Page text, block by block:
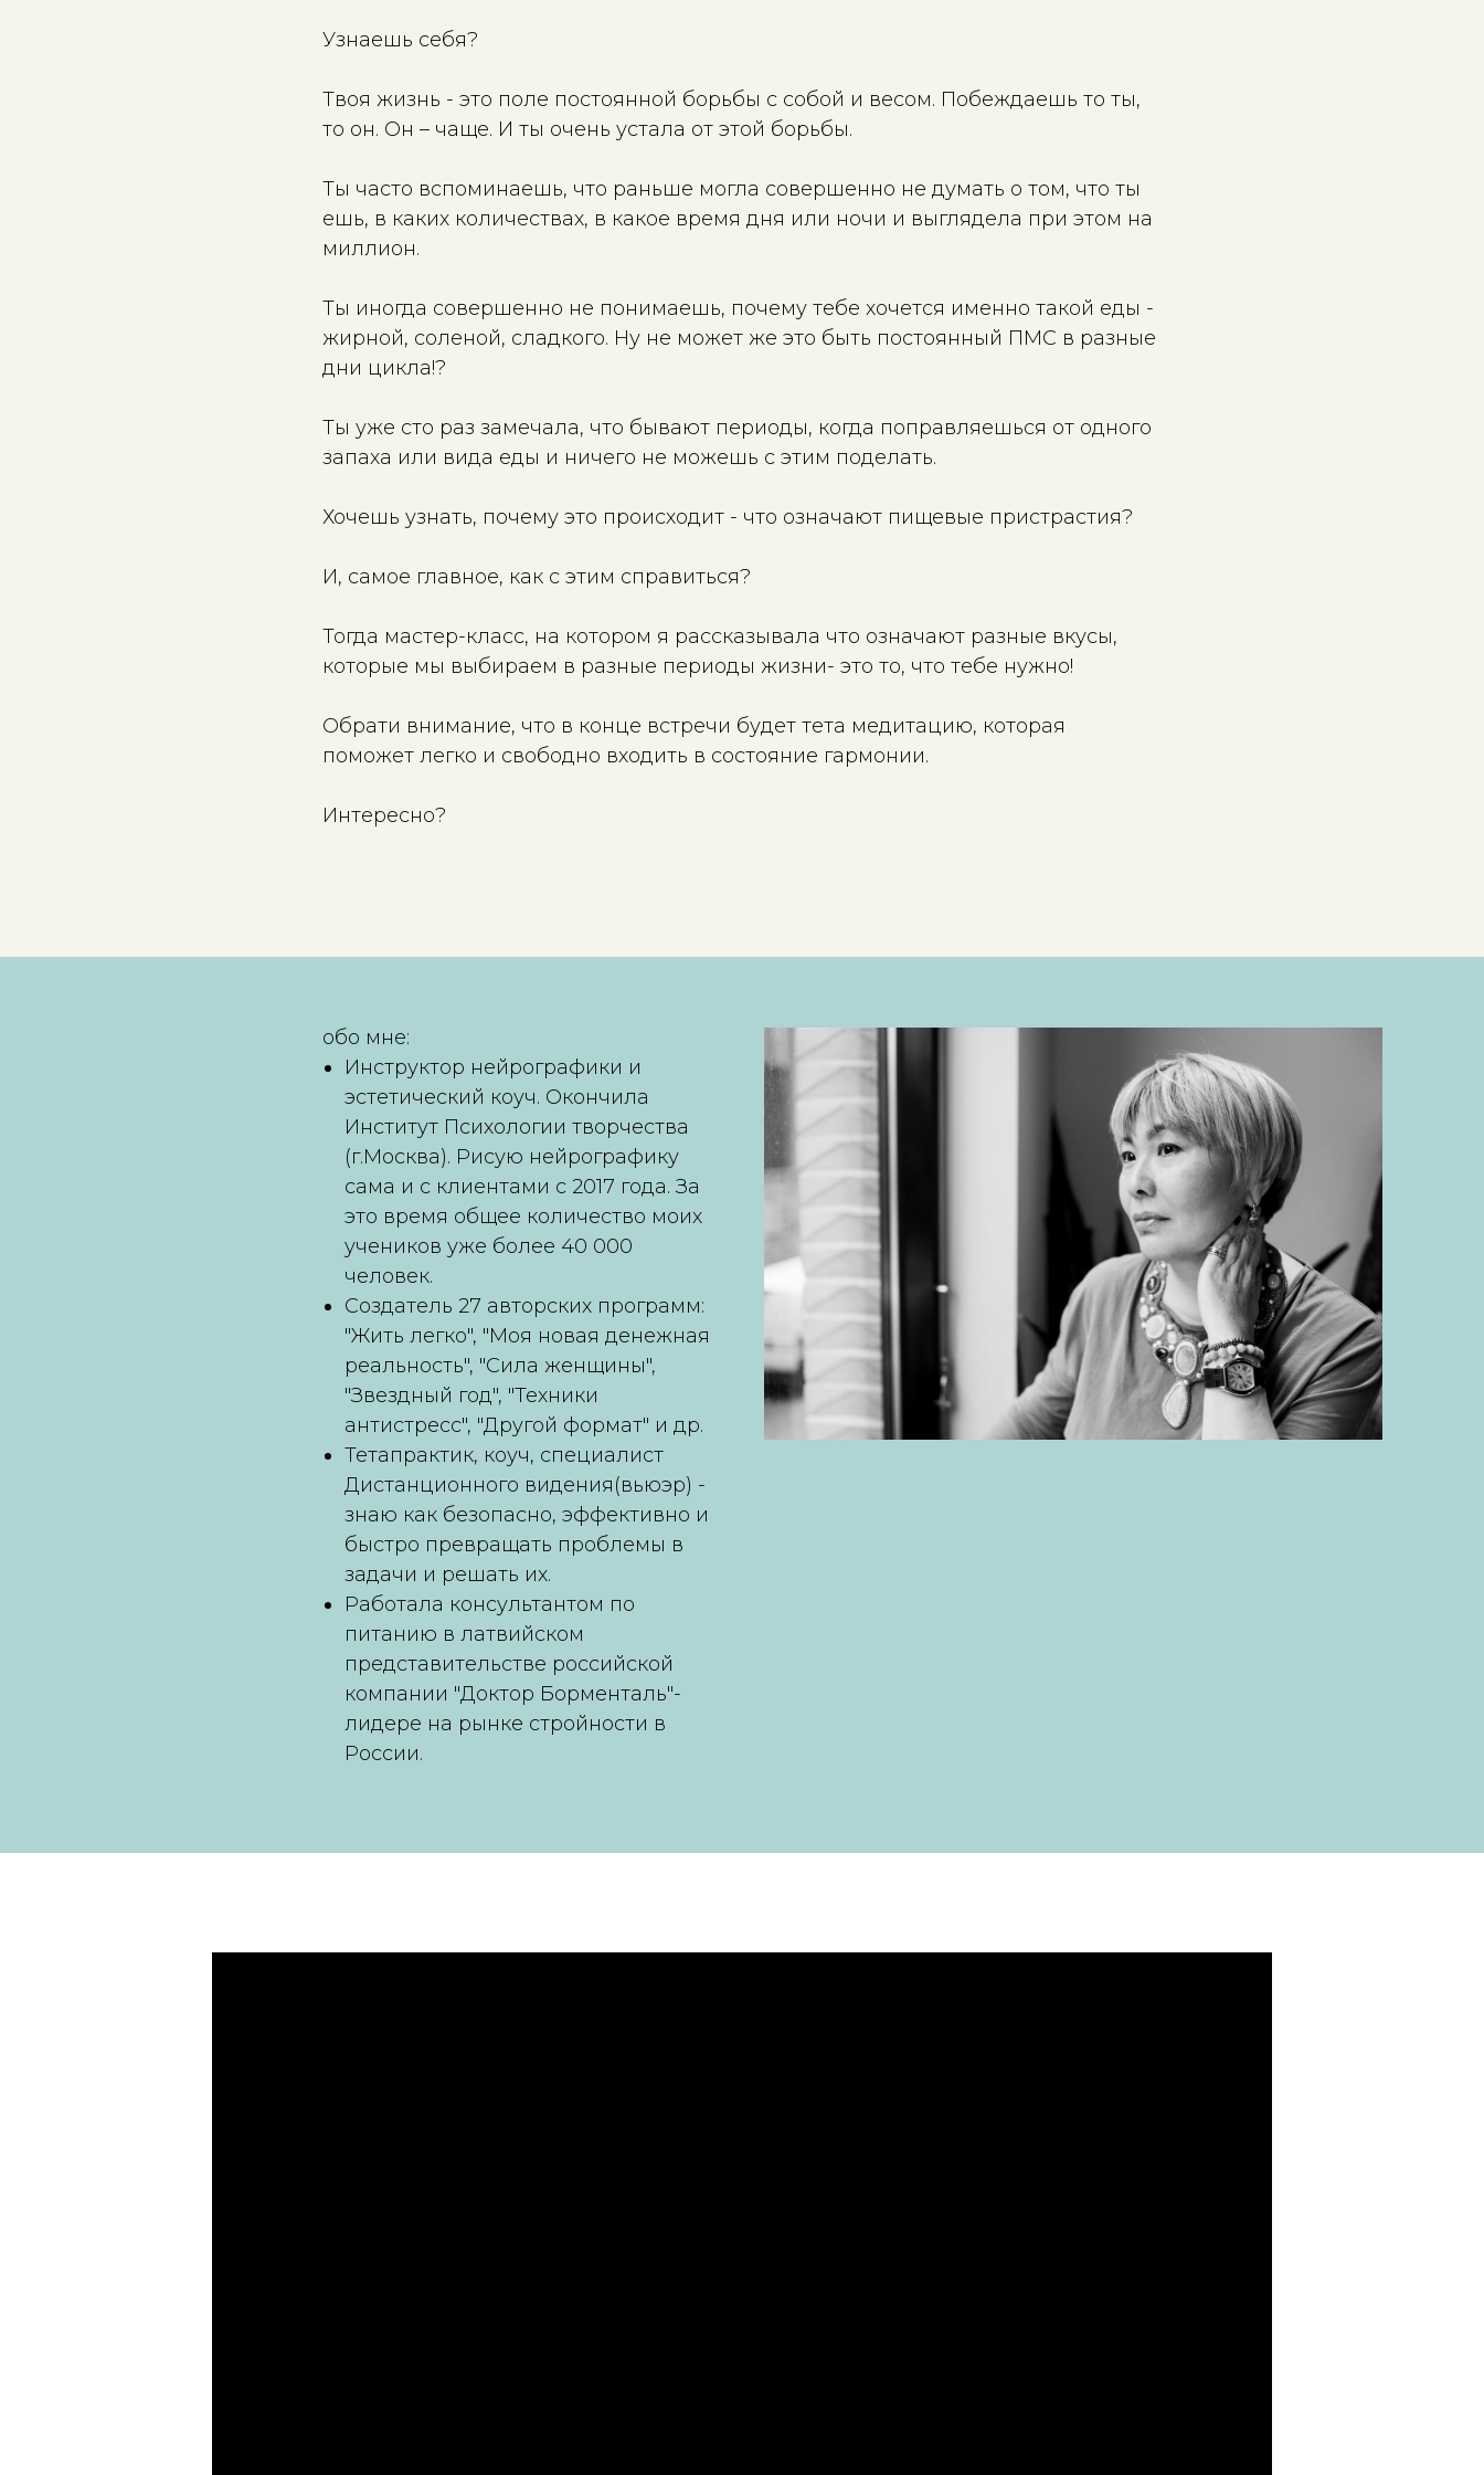
Узнаешь себя?
Твоя жизнь - это поле постоянной борьбы с собой и весом. Побеждаешь то ты,
то он. Он – чаще. И ты очень устала от этой борьбы.
Ты часто вспоминаешь, что раньше могла совершенно не думать о том, что ты
ешь, в каких количествах, в какое время дня или ночи и выглядела при этом на
миллион.
Ты иногда совершенно не понимаешь, почему тебе хочется именно такой еды -
жирной, соленой, сладкого. Ну не может же это быть постоянный ПМС в разные
дни цикла!?
Ты уже сто раз замечала, что бывают периоды, когда поправляешься от одного
запаха или вида еды и ничего не можешь с этим поделать.
Хочешь узнать, почему это происходит - что означают пищевые пристрастия?
И, самое главное, как с этим справиться?
Тогда мастер-класс, на котором я рассказывала что означают разные вкусы,
которые мы выбираем в разные периоды жизни- это то, что тебе нужно!
Обрати внимание, что в конце встречи будет тета медитацию, которая
поможет легко и свободно входить в состояние гармонии.
Интересно?
обо мне:
Инструктор нейрографики и
эстетический коуч. Окончила
Институт Психологии творчества
(г.Москва). Рисую нейрографику
сама и с клиентами с 2017 года. За
это время общее количество моих
учеников уже более 40 000
человек.
Создатель 27 авторских программ:
"Жить легко", "Моя новая денежная
реальность", "Сила женщины",
"Звездный год", "Техники
антистресс", "Другой формат" и др.
Тетапрактик, коуч, специалист
Дистанционного видения(вьюэр) -
знаю как безопасно, эффективно и
быстро превращать проблемы в
задачи и решать их.
Работала консультантом по
питанию в латвийском
представительстве российской
компании "Доктор Борменталь"-
лидере на рынке стройности в
России.